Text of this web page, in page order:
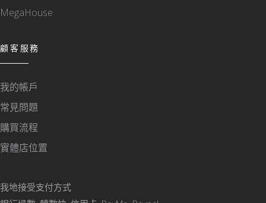
MegaHouse
顧客服務
我的帳戶
常見問題
購買流程
實體店位置
我地接受支付方式